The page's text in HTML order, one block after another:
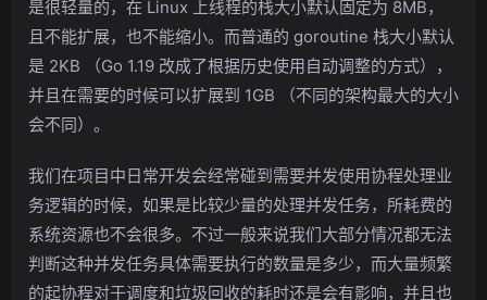
是很轻量的，在 Linux 上线程的栈大小默认固定为 8MB，
且不能扩展，也不能缩小。而普通的 goroutine 栈大小默认
是 2KB （Go 1.19 改成了根据历史使用自动调整的方式），
并且在需要的时候可以扩展到 1GB （不同的架构最大的大小
会不同）。
我们在项目中日常开发会经常碰到需要并发使用协程处理业
务逻辑的时候，如果是比较少量的处理并发任务，所耗费的
系统资源也不会很多。不过一般来说我们大部分情况都无法
判断这种并发任务具体需要执行的数量是多少，而大量频繁
的起协程对于调度和垃圾回收的耗时还是会有影响，并且也